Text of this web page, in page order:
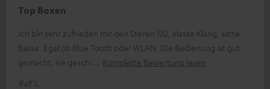
Top Boxen
Ich bin sehr zufrieden mit den Stereo M2, klasse Klang, satte
Bässe. Egal ob Blue Tooth oder WLAN. Die Bedienung ist gut
gemacht, sie geschi
Komplette Bewertung lesen
Ralf S.